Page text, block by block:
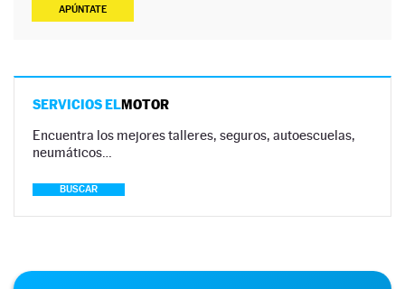
APÚNTATE
SERVICIOS ELMOTOR
Encuentra los mejores talleres, seguros, autoescuelas,
neumáticos…
BUSCAR